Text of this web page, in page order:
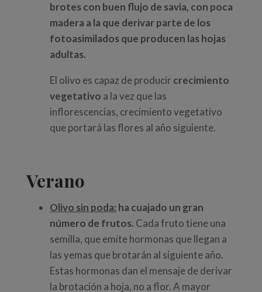
brotes con buen flujo de savia, con poca
madera a la que derivar parte de los
fotoasimilados que producen las hojas
adultas.
El olivo es capaz de producir crecimiento
vegetativo a la vez que las
inflorescencias, crecimiento vegetativo
que portará las flores al año siguiente.
Verano
Olivo sin poda: ha cuajado un gran
número de frutos. Cada fruto tiene una
semilla, que emite hormonas que llegan a
las yemas que brotarán al siguiente año.
Estas hormonas dan el mensaje de derivar
la brotación a hoja, no a flor. A mayor